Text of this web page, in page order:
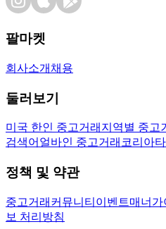
팔마켓
회사소개 채용
둘러보기
미국 한인 중고거래 지역별 중고
검색어 얼바인 중고거래 코리아
정책 및 약관
중고거래 커뮤니티 이벤트매너가
보 처리방침